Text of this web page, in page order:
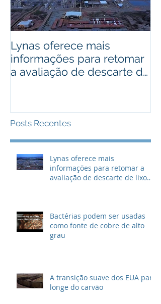
Lynas oferece mais
informações para retomar
a avaliação de descarte de
Posts Recentes
Lynas oferece mais
informações para retomar a
avaliação de descarte de lixo
Bactérias podem ser usadas
como fonte de cobre de alto
grau
A transição suave dos EUA para
longe do carvão